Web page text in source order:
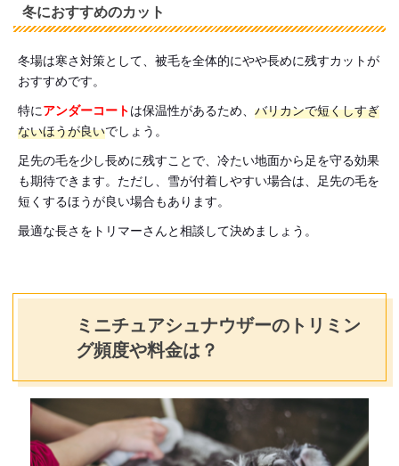
冬におすすめのカット
冬場は寒さ対策として、被毛を全体的にやや長めに残すカットが
おすすめです。
特にアンダーコートは保温性があるため、 バリカンで短くしすぎ
ないほうが良いでしょう。
足先の毛を少し長めに残すことで、冷たい地面から足を守る効果
も期待できます。ただし、雪が付着しやすい場合は、足先の毛を
短くするほうが良い場合もあります。
最適な長さをトリマーさんと相談して決めましょう。
ミニチュアシュナウザーのトリミン
グ頻度や料金は？